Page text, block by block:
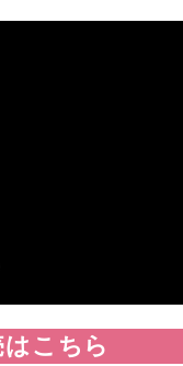
こちら